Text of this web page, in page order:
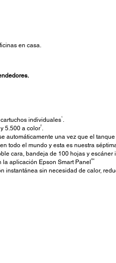
en casa.
individuales1
5.500 a color2.
automáticamente una vez que el
todo el mundo y esta es nuestra
cara, bandeja de 100 hojas y escáner
aplicación Epson Smart Panel®4
instantánea sin necesidad de calor,